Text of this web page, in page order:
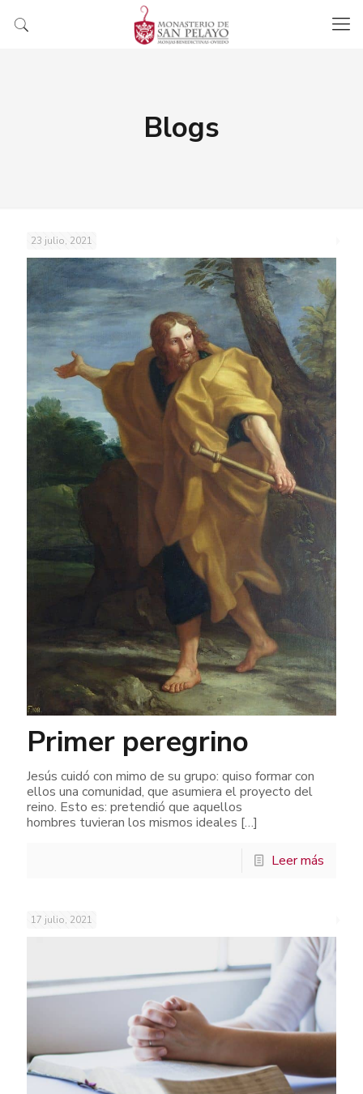
Blogs
23 julio, 2021
Primer peregrino
Jesús cuidó con mimo de su grupo: quiso formar con
ellos una comunidad, que asumiera el proyecto del
reino. Esto es: pretendió que aquellos
hombres tuvieran los mismos ideales […]
Leer más
17 julio, 2021